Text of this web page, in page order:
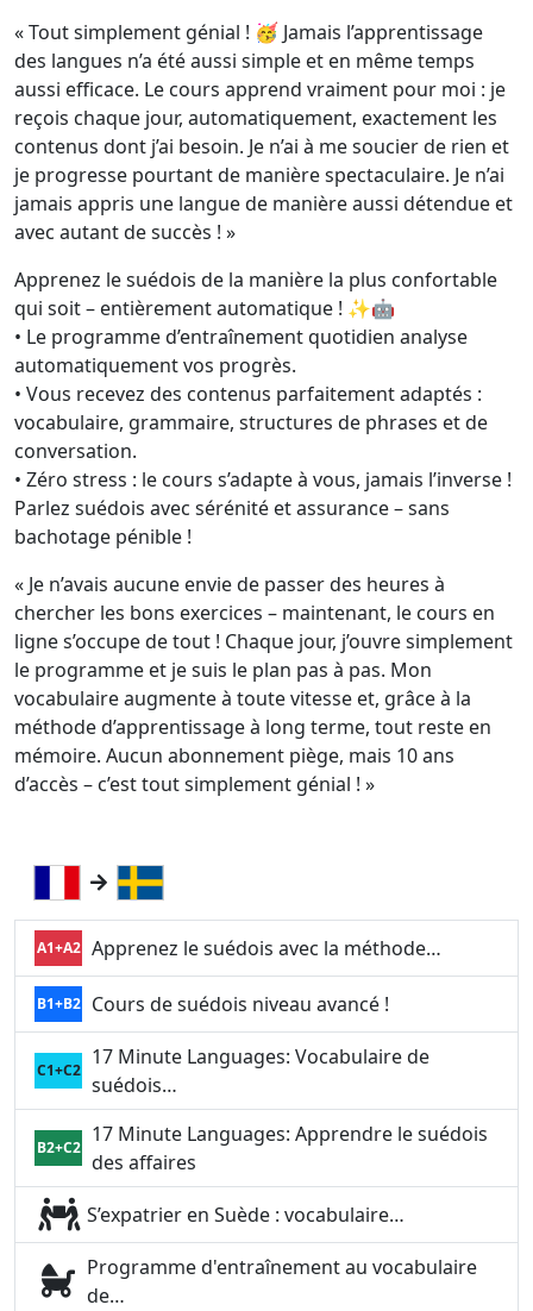
« Tout simplement génial ! 🥳 Jamais l’apprentissage
des langues n’a été aussi simple et en même temps
aussi efficace. Le cours apprend vraiment pour moi : je
reçois chaque jour, automatiquement, exactement les
contenus dont j’ai besoin. Je n’ai à me soucier de rien et
je progresse pourtant de manière spectaculaire. Je n’ai
jamais appris une langue de manière aussi détendue et
avec autant de succès ! »
Apprenez le suédois de la manière la plus confortable
qui soit – entièrement automatique ! ✨🤖
• Le programme d’entraînement quotidien analyse
automatiquement vos progrès.
• Vous recevez des contenus parfaitement adaptés :
vocabulaire, grammaire, structures de phrases et de
conversation.
• Zéro stress : le cours s’adapte à vous, jamais l’inverse !
Parlez suédois avec sérénité et assurance – sans
bachotage pénible !
« Je n’avais aucune envie de passer des heures à
chercher les bons exercices – maintenant, le cours en
ligne s’occupe de tout ! Chaque jour, j’ouvre simplement
le programme et je suis le plan pas à pas. Mon
vocabulaire augmente à toute vitesse et, grâce à la
méthode d’apprentissage à long terme, tout reste en
mémoire. Aucun abonnement piège, mais 10 ans
d’accès – c’est tout simplement génial ! »
A1+A2 Apprenez le suédois avec la méthode…
B1+B2 Cours de suédois niveau avancé !
C1+C2
17 Minute Languages: Vocabulaire de
suédois…
B2+C2
17 Minute Languages: Apprendre le suédois
des affaires
S’expatrier en Suède : vocabulaire…
Programme d'entraînement au vocabulaire
de…